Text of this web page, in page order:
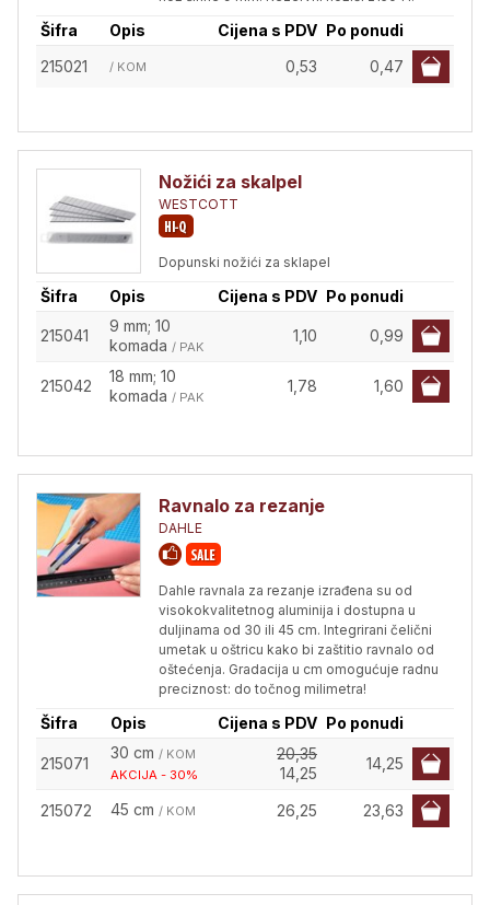
Šifra Opis Cijena s PDV Po ponudi
215021
/ KOM 0,53 0,47
Nožići za skalpel
WESTCOTT
Dopunski nožići za sklapel
Šifra Opis Cijena s PDV Po ponudi
215041
9 mm; 10
komada / PAK
1,10 0,99
215042
18 mm; 10
komada / PAK
1,78 1,60
Ravnalo za rezanje
DAHLE
Dahle ravnala za rezanje izrađena su od
visokokvalitetnog aluminija i dostupna u
duljinama od 30 ili 45 cm. Integrirani čelični
umetak u oštricu kako bi zaštitio ravnalo od
oštećenja. Gradacija u cm omogućuje radnu
preciznost: do točnog milimetra!
Šifra Opis Cijena s PDV Po ponudi
215071
30 cm / KOM
AKCIJA - 30%
20,35
14,25
14,25
215072 45 cm / KOM 26,25 23,63